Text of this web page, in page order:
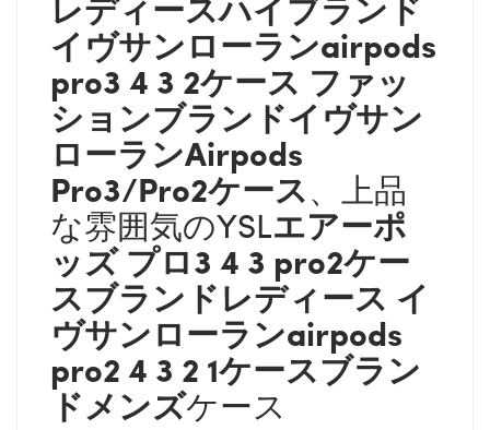
イヴサンローランairpods
pro3 4 3 2ケース ファッ
ションブランドイヴサン
ローランAirpods
Pro3/Pro2ケース、上品
な雰囲気のYSLエアーポ
ッズ プロ3 4 3 pro2ケー
スブランドレディース イ
ヴサンローランairpods
pro2 4 3 2 1ケースブラン
ドメンズケース